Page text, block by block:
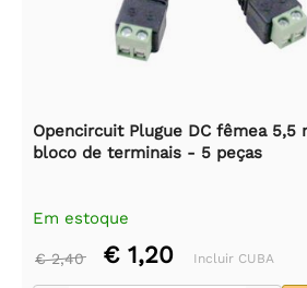
Opencircuit Plugue DC fêmea 5,5
bloco de terminais - 5 peças
Em estoque
€ 2,40 € 1,20 Incluir CUBA